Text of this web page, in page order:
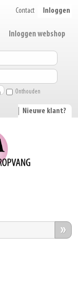
Contact Inloggen
Inloggen webshop
Onthouden
Nieuwe klant?
»